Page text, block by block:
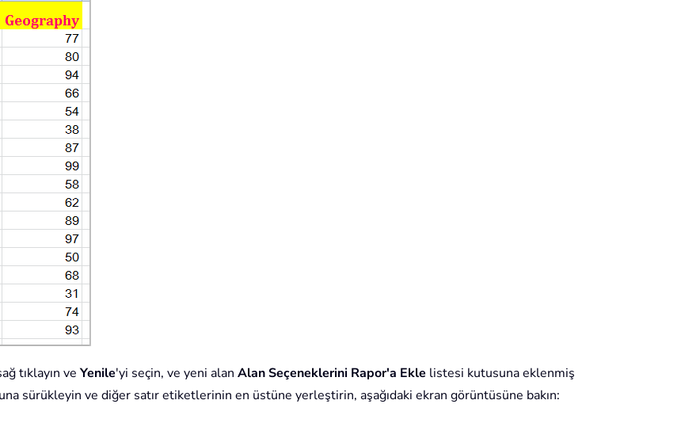
tıklayın ve Yenile'yi seçin, ve yeni alan Alan Seçeneklerini Rapor'a Ekle listesi kutusuna eklenmiş
sürükleyin ve diğer satır etiketlerinin en üstüne yerleştirin, aşağıdaki ekran görüntüsüne bakın: